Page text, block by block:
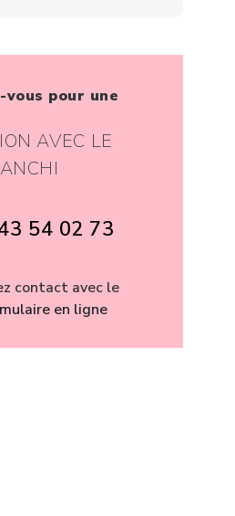
vous pour une
AVEC LE
54 02 73
contact avec le
en ligne